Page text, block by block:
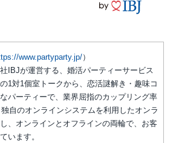
www.partyparty.jp/）
IBJが運営する、婚活パーティーサービス
1対1個室トークから、恋活謎解き・趣味コ
パーティーで、業界屈指のカップリング率
自のオンラインシステムを利用したオンラ
、オンラインとオフラインの両輪で、お客
います。